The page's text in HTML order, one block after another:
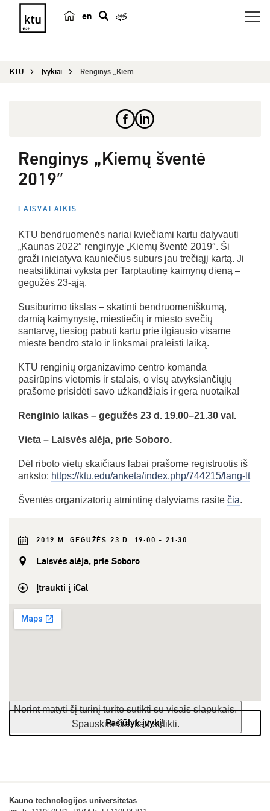
en
e
KTU Įvykiai Renginys „Kiemų šventė 2019″
Renginys „Kiemų šventė
2019″
LAISVALAIKIS
KTU bendruomenės nariai kviečiami kartu dalyvauti
„Kaunas 2022″ renginyje „Kiemų šventė 2019″. Ši
graži iniciatyva kauniečius suburs jau trečiąjį kartą. Ji
neatsitiktinai vyksta per Tarptautinę kaimynų dieną –
gegužės 23-ąją.
Susibūrimo tikslas – skatinti bendruomeniškumą,
darnią kaimynystę, miestiečių ir miesto svečių
santarvę, tiesiog pabūti kartu prie ilgiausio visame
mieste bendro stalo ir linksmai praleisti laiką.
KTU renginių organizavimo centro komanda
pasirūpins vietomis ir stalais, o visų atvyksiančiųjų
prašome prisidėti savo užkandžiais ir gera nuotaika!
Renginio laikas – gegužės 23 d. 19.00–21.30 val.
Vieta – Laisvės alėja, prie Soboro.
Dėl riboto vietų skaičiaus labai prašome registruotis iš
anksto: https://ktu.edu/anketa/index.php/744215/lang-lt
Šventės organizatorių atmintinę dalyviams rasite čia.
2019 M. GEGUŽĖS 23 D. 19:00 - 21:30
Laisvės alėja, prie Soboro
Įtraukti į iCal
Norint matyti šį turinį turite sutikti su visais slapukais.
Spauskite čia, kad sutikti.
Pasiūlyk įvykį!
Kauno technologijos universitetas